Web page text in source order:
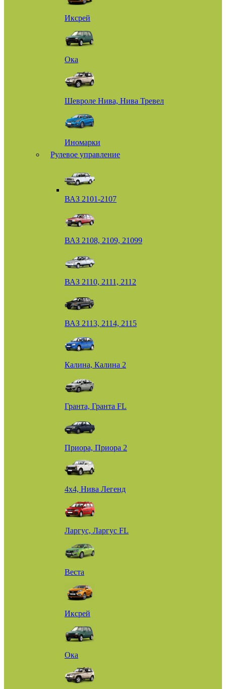
Иксрей
Ока
Шевроле Нива, Нива Тревел
Иномарки
Рулевое управление
ВАЗ 2101-2107
ВАЗ 2108, 2109, 21099
ВАЗ 2110, 2111, 2112
ВАЗ 2113, 2114, 2115
Калина, Калина 2
Гранта, Гранта FL
Приора, Приора 2
4х4, Нива Легенд
Ларгус, Ларгус FL
Веста
Иксрей
Ока